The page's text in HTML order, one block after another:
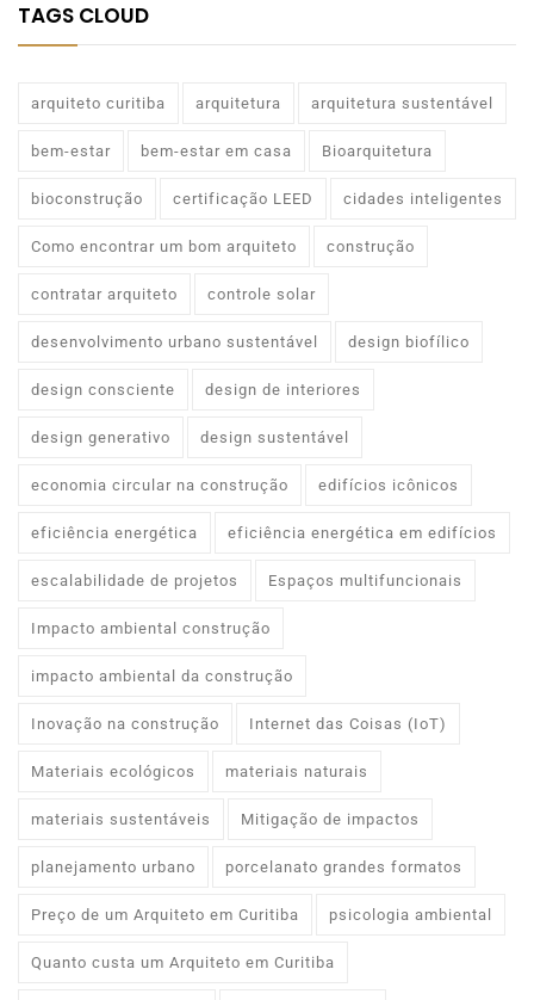
TAGS CLOUD
arquiteto curitiba arquitetura arquitetura sustentável
bem-estar bem-estar em casa Bioarquitetura
bioconstrução certificação LEED cidades inteligentes
Como encontrar um bom arquiteto construção
contratar arquiteto controle solar
desenvolvimento urbano sustentável design biofílico
design consciente design de interiores
design generativo design sustentável
economia circular na construção edifícios icônicos
eficiência energética eficiência energética em edifícios
escalabilidade de projetos Espaços multifuncionais
Impacto ambiental construção
impacto ambiental da construção
Inovação na construção Internet das Coisas (IoT)
Materiais ecológicos materiais naturais
materiais sustentáveis Mitigação de impactos
planejamento urbano porcelanato grandes formatos
Preço de um Arquiteto em Curitiba psicologia ambiental
Quanto custa um Arquiteto em Curitiba